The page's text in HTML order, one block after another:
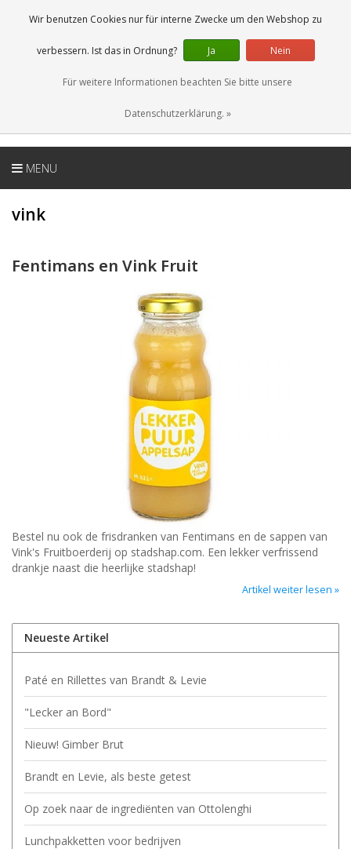
0 Artikel
DE
MENU
vink
Fentimans en Vink Fruit
Bestel nu ook de frisdranken van Fentimans en de sappen van
Vink's Fruitboerderij op stadshap.com. Een lekker verfrissend
drankje naast die heerlijke stadshap!
Artikel weiter lesen »
Neueste Artikel
Paté en Rillettes van Brandt & Levie
"Lecker an Bord"
Nieuw! Gimber Brut
Brandt en Levie, als beste getest
Op zoek naar de ingrediënten van Ottolenghi
Lunchpakketten voor bedrijven
Wir benutzen Cookies nur für interne Zwecke um den Webshop zu
verbessern. Ist das in Ordnung? Ja Nein
Für weitere Informationen beachten Sie bitte unsere
Datenschutzerklärung. »